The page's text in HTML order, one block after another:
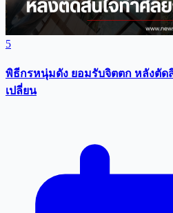
5
พิธีกรหนุ่มดัง ยอมรับจิตตก หลังตัด
เปลี่ยน